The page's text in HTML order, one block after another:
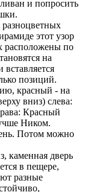
и попросить
этот узор
расположены по
на
позиций.
красный - на
вниз) слева:
Красный
Ником.
Потом можно
каменная дверь
в пещере,
разные